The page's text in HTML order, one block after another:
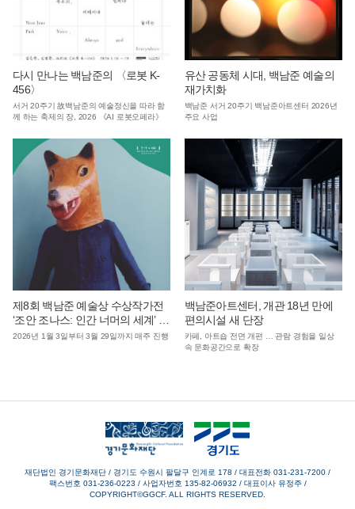
다시 만나는 백남준의 〈로봇 K-
456〉
서거 20주기 故백남준의 예술정신을 따라 함
께 하는 축제의 장, 2026 《AI 로봇오페라》
유산 공동체 시대, 백남준 예술의
재가치화
백남준 서거 20주기 백남준아트센터 2026년
주요 사업
제8회 백남준 예술상 수상작가전
‘조안 조나스: 인간 너머의 세계’ 연
계 주말 가족 프로그램 운영
2026년 1월 3일부터 3월 29일까지 매주 진행
백남준아트센터, 개관 18년 만에
편의시설 새 단장
카페, 아트숍 전면 개편 … 관람 경험을 일상
속 문화공간으로 확장
재단법인 경기문화재단 / 경기도 수원시 팔달구 인계로 178 / 대표전화 031-231-7200 /
팩스번호 031-236-0223 / 사업자번호 135-82-06932 / 대표이사 유정주/
COPYRIGHT©GGCF. ALL RIGHTS RESERVED.